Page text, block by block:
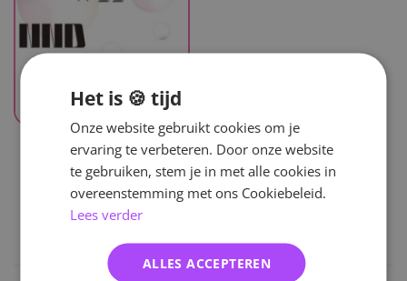
UITVERKOCHT
NND
Wonder
27,-
Het is 🍪 tijd
Onze website gebruikt cookies om je
ervaring te verbeteren. Door onze website
te gebruiken, stem je in met alle cookies in
overeenstemming met ons Cookiebeleid.
Lees verder
ALLES ACCEPTEREN